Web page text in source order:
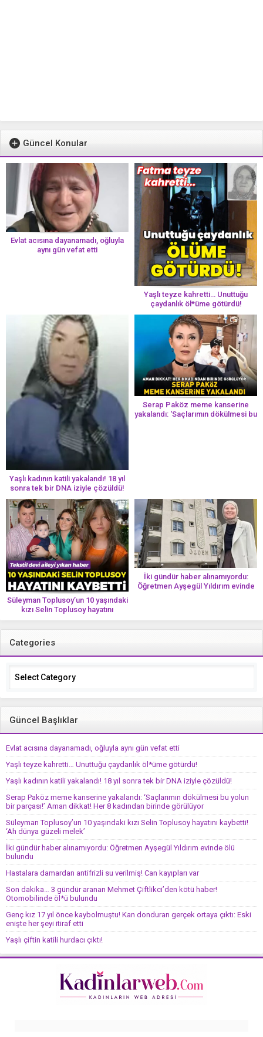
Güncel Konular
Evlat acısına dayanamadı, oğluyla
aynı gün vefat etti
Yaşlı teyze kahretti… Unuttuğu
çaydanlık öl*üme götürdü!
Yaşlı kadının katili yakalandı! 18 yıl
sonra tek bir DNA iziyle çözüldü!
Serap Paköz meme kanserine
yakalandı: ‘Saçlarımın dökülmesi bu
Süleyman Toplusoy’un 10 yaşındaki
kızı Selin Toplusoy hayatını
kaybetti! ‘Ah dünya güzeli melek’
İki gündür haber alınamıyordu:
Öğretmen Ayşegül Yıldırım evinde
Categories
Categories
Güncel Başlıklar
Evlat acısına dayanamadı, oğluyla aynı gün vefat etti
Yaşlı teyze kahretti… Unuttuğu çaydanlık öl*üme götürdü!
Yaşlı kadının katili yakalandı! 18 yıl sonra tek bir DNA iziyle çözüldü!
Serap Paköz meme kanserine yakalandı: ‘Saçlarımın dökülmesi bu yolun
bir parçası!’ Aman dikkat! Her 8 kadından birinde görülüyor
Süleyman Toplusoy’un 10 yaşındaki kızı Selin Toplusoy hayatını kaybetti!
‘Ah dünya güzeli melek’
İki gündür haber alınamıyordu: Öğretmen Ayşegül Yıldırım evinde ölü
bulundu
Hastalara damardan antifrizli su verilmiş! Can kayıpları var
Son dakika… 3 gündür aranan Mehmet Çiftlikci’den kötü haber!
Otomobilinde öl*ü bulundu
Genç kız 17 yıl önce kaybolmuştu! Kan donduran gerçek ortaya çıktı: Eski
enişte her şeyi itiraf etti
Yaşlı çiftin katili hurdacı çıktı!